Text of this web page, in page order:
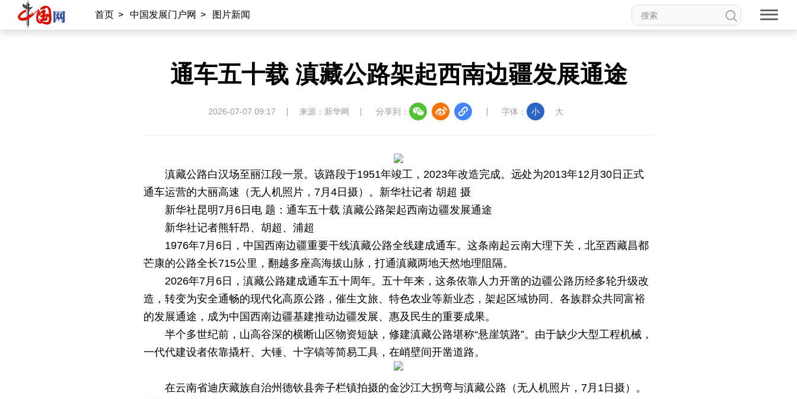
首页 > 中国发展门户网 > 图片新闻
通车五十载 滇藏公路架起西南边疆发展通途
2026-07-07 09:17 来源：新华网 分享到： 字体： 小 大
滇藏公路白汉场至丽江段一景。该路段于1951年竣工，2023年改造完成。远处为2013年12月30日正式
通车运营的大丽高速（无人机照片，7月4日摄）。新华社记者 胡超 摄
新华社昆明7月6日电 题：通车五十载 滇藏公路架起西南边疆发展通途
新华社记者熊轩昂、胡超、浦超
1976年7月6日，中国西南边疆重要干线滇藏公路全线建成通车。这条南起云南大理下关，北至西藏昌都
芒康的公路全长715公里，翻越多座高海拔山脉，打通滇藏两地天然地理阻隔。
2026年7月6日，滇藏公路建成通车五十周年。五十年来，这条依靠人力开凿的边疆公路历经多轮升级改
造，转变为安全通畅的现代化高原公路，催生文旅、特色农业等新业态，架起区域协同、各族群众共同富裕
的发展通途，成为中国西南边疆基建推动边疆发展、惠及民生的重要成果。
半个多世纪前，山高谷深的横断山区物资短缺，修建滇藏公路堪称“悬崖筑路”。由于缺少大型工程机械，
一代代建设者依靠撬杆、大锤、十字镐等简易工具，在峭壁间开凿道路。
在云南省迪庆藏族自治州德钦县奔子栏镇拍摄的金沙江大拐弯与滇藏公路（无人机照片，7月1日摄）。